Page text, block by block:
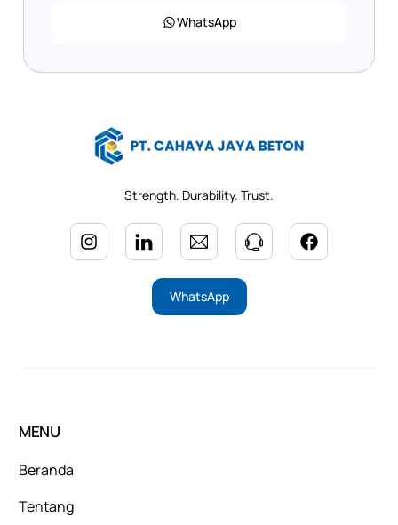
WhatsApp
Strength. Durability. Trust.
WhatsApp
MENU
Beranda
Tentang